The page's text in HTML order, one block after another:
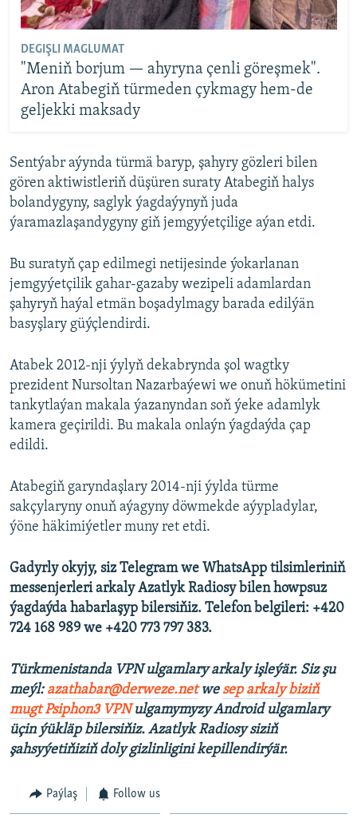
DEGIŞLI MAGLUMAT
"Meniň borjum — ahyryna çenli göreşmek".
Aron Atabegiň türmeden çykmagy hem-de
geljekki maksady
Sentýabr aýynda türmä baryp, şahyry gözleri bilen
gören aktiwistleriň düşüren suraty Atabegiň halys
bolandygyny, saglyk ýagdaýynyň juda
ýaramazlaşandygyny giň jemgyýetçilige aýan etdi.
Bu suratyň çap edilmegi netijesinde ýokarlanan
jemgyýetçilik gahar-gazaby wezipeli adamlardan
şahyryň haýal etmän boşadylmagy barada edilýän
basyşlary güýçlendirdi.
Atabek 2012-nji ýylyň dekabrynda şol wagtky
prezident Nursoltan Nazarbaýewi we onuň hökümetini
tankytlaýan makala ýazanyndan soň ýeke adamlyk
kamera geçirildi. Bu makala onlaýn ýagdaýda çap
edildi.
Atabegiň garyndaşlary 2014-nji ýylda türme
sakçylaryny onuň aýagyny döwmekde aýypladylar,
ýöne häkimiýetler muny ret etdi.
Gadyrly okyjy, siz Telegram we WhatsApp tilsimleriniň
messenjerleri arkaly Azatlyk Radiosy bilen howpsuz
ýagdaýda habarlaşyp bilersiňiz. Telefon belgileri: +420
724 168 989 we +420 773 797 383.
Türkmenistanda VPN ulgamlary arkaly işleýär. Siz şu
meýl: azathabar@derweze.netwe sep arkaly biziň
mugt Psiphon3 VPNulgamymyzy Android ulgamlary
üçin ýükläp bilersiňiz. Azatlyk Radiosy siziň
şahsyýetiňiziň doly gizlinligini kepillendirýär.
Paýlaş Follow us